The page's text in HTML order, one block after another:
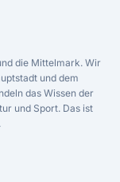
die Mittelmark. Wir
und dem
das Wissen der
und Sport. Das ist